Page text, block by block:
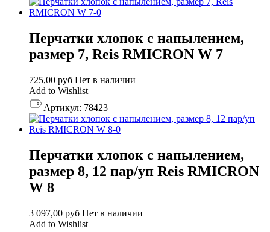
Перчатки хлопок с напылением,
размер 7, Reis RMICRON W 7
725,00 руб Нет в наличии
Add to Wishlist
Артикул: 78423
Перчатки хлопок с напылением,
размер 8, 12 пар/уп Reis RMICRON
W 8
3 097,00 руб Нет в наличии
Add to Wishlist